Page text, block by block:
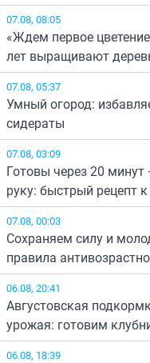
07.08, 08:05
«Ждем первое
лет выращивают
07.08, 05:37
Умный огород:
сидераты
07.08, 03:09
Готовы через 20
руку: быстрый рецепт
07.08, 00:03
Сохраняем силу и
правила
06.08, 20:41
Августовская
урожая: готовим
06.08, 18:39